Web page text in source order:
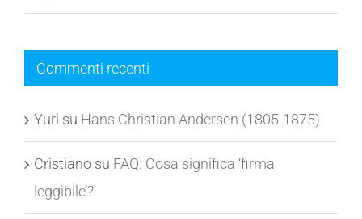
Commenti recenti
Yuri su Hans Christian Andersen (1805-1875)
Cristiano su FAQ: Cosa significa ‘firma
leggibile’?